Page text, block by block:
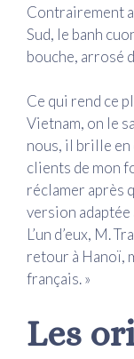
Contrairement
Sud, le banh
bouche, arrosé
Ce qui rend ce
Vietnam, on le
nous, il brille en
clients de mon
réclamer après
version
L’un d’eux, M.
retour à Hanoï,
français. »
Les